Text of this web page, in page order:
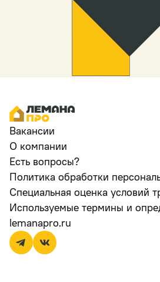
Вакансии
О компании
Есть вопросы?
Политика обработки
Специальная оценка условий
Используемые термины и
lemanapro.ru